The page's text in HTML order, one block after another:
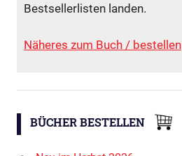
Bestsellerlisten landen.
Näheres zum Buch / bestellen
BÜCHER BESTELLEN